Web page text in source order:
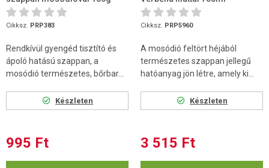
Cikksz. PRP383
Rendkívül gyengéd tisztító és
ápoló hatású szappan, a
mosódió természetes, bőrbar...
Készleten
995 Ft
(AlmaWin)
Cikksz. PRP5960
A mosódió feltört héjából
természetes szappan jellegű
hatóanyag jön létre, amely ki...
Készleten
3 515 Ft